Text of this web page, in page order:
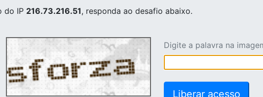
do IP 216.73.216.51, responda ao desafio abaixo.
Digite a palavra na